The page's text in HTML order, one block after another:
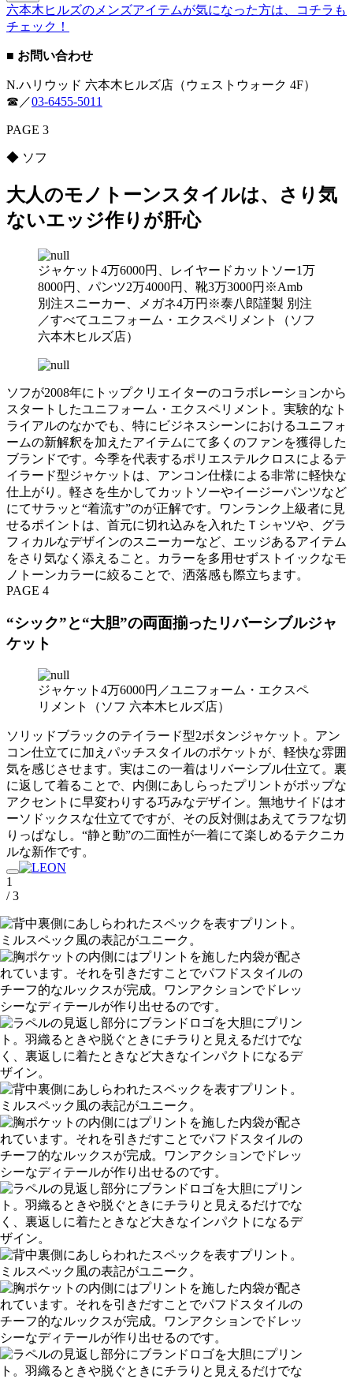
六本木ヒルズのメンズアイテムが気になった方は、コチラも
チェック！
■ お問い合わせ
N.ハリウッド 六本木ヒルズ店（ウェストウォーク 4F）
☎︎／03-6455-5011
PAGE 3
◆ ソフ
大人のモノトーンスタイルは、さり気
ないエッジ作りが肝心
ジャケット4万6000円、レイヤードカットソー1万
8000円、パンツ2万4000円、靴3万3000円※Amb
別注スニーカー、メガネ4万円※泰八郎謹製 別注
／すべてユニフォーム・エクスペリメント（ソフ
六本木ヒルズ店）
ソフが2008年にトップクリエイターのコラボレーションから
スタートしたユニフォーム・エクスペリメント。実験的なト
ライアルのなかでも、特にビジネスシーンにおけるユニフォ
ームの新解釈を加えたアイテムにて多くのファンを獲得した
ブランドです。今季を代表するポリエステルクロスによるテ
イラード型ジャケットは、アンコン仕様による非常に軽快な
仕上がり。軽さを生かしてカットソーやイージーパンツなど
にてサラッと“着流す”のが正解です。ワンランク上級者に見
せるポイントは、首元に切れ込みを入れたＴシャツや、グラ
フィカルなデザインのスニーカーなど、エッジあるアイテム
をさり気なく添えること。カラーを多用せずストイックなモ
ノトーンカラーに絞ることで、洒落感も際立ちます。
PAGE 4
“シック”と“大胆”の両面揃ったリバーシブルジャ
ケット
ジャケット4万6000円／ユニフォーム・エクスペ
リメント（ソフ 六本木ヒルズ店）
ソリッドブラックのテイラード型2ボタンジャケット。アン
コン仕立てに加えパッチスタイルのポケットが、軽快な雰囲
気を感じさせます。実はこの一着はリバーシブル仕立て。裏
に返して着ることで、内側にあしらったプリントがポップな
アクセントに早変わりする巧みなデザイン。無地サイドはオ
ーソドックスな仕立てですが、その反対側はあえてラフな切
りっぱなし。“静と動”の二面性が一着にて楽しめるテクニカ
ルな新作です。
1
/ 3